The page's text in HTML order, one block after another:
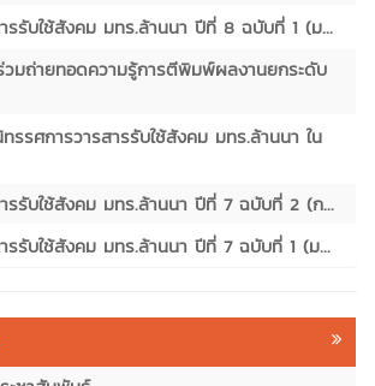
รรับใช้สังคม มทร.ล้านนา ปีที่ 8 ฉบับที่ 1 (ม...
วมถ่ายทอดความรู้การตีพิมพ์ผลงานยกระดับ
รรศการวารสารรับใช้สังคม มทร.ล้านนา ใน
รรับใช้สังคม มทร.ล้านนา ปีที่ 7 ฉบับที่ 2 (ก...
รรับใช้สังคม มทร.ล้านนา ปีที่ 7 ฉบับที่ 1 (ม...